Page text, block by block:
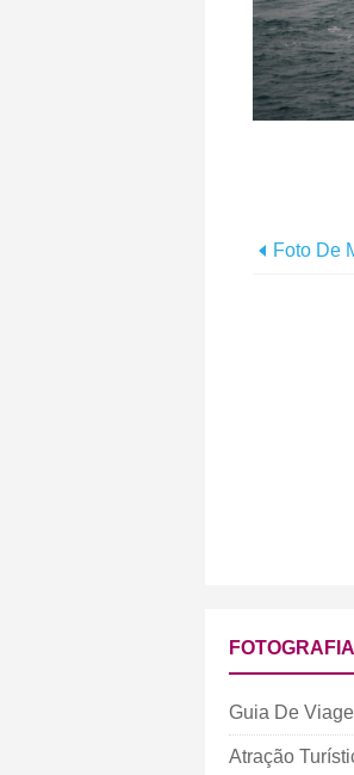
Foto De
Guia De
Atração